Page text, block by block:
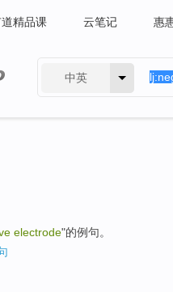
精品课 云笔记 惠
中英
electrode"的例句。